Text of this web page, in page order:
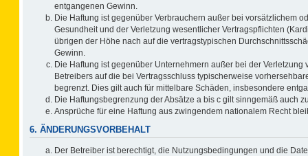
entgangenen Gewinn.
Die Haftung ist gegenüber Verbrauchern außer bei vorsätzlichem
Gesundheit und der Verletzung wesentlicher Vertragspflichten
übrigen der Höhe nach auf die vertragstypischen
Gewinn.
Die Haftung ist gegenüber Unternehmern außer bei der
Betreibers auf die bei Vertragsschluss typischerweise
begrenzt. Dies gilt auch für mittelbare Schäden, insbesondere
Die Haftungsbegrenzung der Absätze a bis c gilt sinngemäß auch
Ansprüche für eine Haftung aus zwingendem nationalem Recht
6. ÄNDERUNGSVORBEHALT
Der Betreiber ist berechtigt, die Nutzungsbedingungen und die